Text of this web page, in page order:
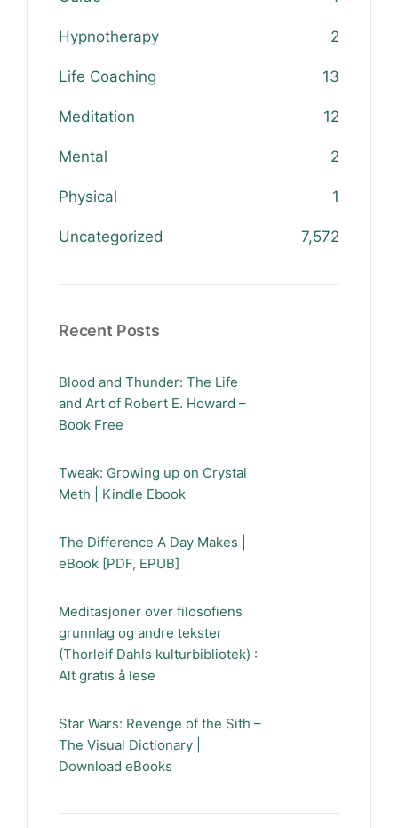
Hypnotherapy 2
Life Coaching 13
Meditation 12
Mental 2
Physical 1
Uncategorized 7,572
Recent Posts
Blood and Thunder: The Life
and Art of Robert E. Howard –
Book Free
Tweak: Growing up on Crystal
Meth | Kindle Ebook
The Difference A Day Makes |
eBook [PDF, EPUB]
Meditasjoner over filosofiens
grunnlag og andre tekster
(Thorleif Dahls kulturbibliotek) :
Alt gratis å lese
Star Wars: Revenge of the Sith –
The Visual Dictionary |
Download eBooks